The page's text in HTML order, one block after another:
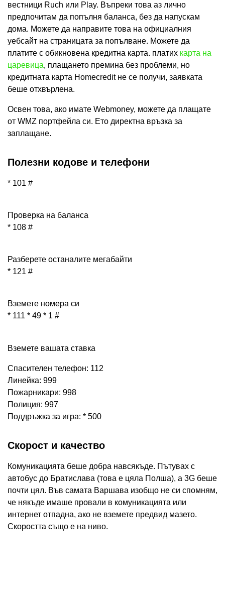
вестници Ruch или Play. Въпреки това аз лично
предпочитам да попълня баланса, без да напускам
дома. Можете да направите това на официалния
уебсайт на страницата за попълване. Можете да
платите с обикновена кредитна карта. платих карта на
царевица, плащането премина без проблеми, но
кредитната карта Homecredit не се получи, заявката
беше отхвърлена.
Освен това, ако имате Webmoney, можете да плащате
от WMZ портфейла си. Ето директна връзка за
заплащане.
Полезни кодове и телефони
* 101 #
Проверка на баланса
* 108 #
Разберете останалите мегабайти
* 121 #
Вземете номера си
* 111 * 49 * 1 #
Вземете вашата ставка
Спасителен телефон: 112
Линейка: 999
Пожарникари: 998
Полиция: 997
Поддръжка за игра: * 500
Скорост и качество
Комуникацията беше добра навсякъде. Пътувах с
автобус до Братислава (това е цяла Полша), а 3G беше
почти цял. Във самата Варшава изобщо не си спомням,
че някъде имаше провали в комуникацията или
интернет отпадна, ако не вземете предвид мазето.
Скоростта също е на ниво.